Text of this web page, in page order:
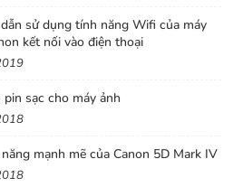
III 2x chắc chắn, không có cảm
khi gắn khẩu độ từ f/2.8 giảm
ngắm trong ViewFinder nhìn tối
vẫn tốt trong môi trường đủ
sử dụng tính năng Wifi của máy
kết nối vào điện thoại
pin sạc cho máy ảnh
mạnh mẽ của Canon 5D Mark IV